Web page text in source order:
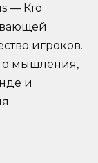
— Кто
игроков.
мышления,
и